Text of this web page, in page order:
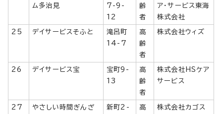
ム多治見
7-9-
12
齢
者
ア・サービス東海
株式会社
25 デイサービスそふと
滝呂町
14-7
高
齢
者
株式会社ウィズ
26 デイサービス宝
宝町9-
13
高
齢
者
株式会社HSケア
サービス
27
やさしい時間ぎんざ
新町2-
高
株式会社カゴス